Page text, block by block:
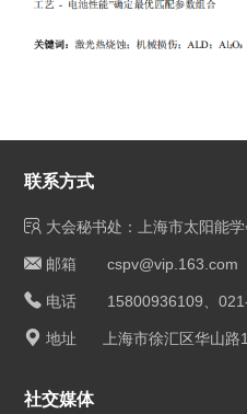
联系方式
大会秘书处：上海市太阳能学
邮箱 cspv@vip.163.com
电话 15800936109、021-
地址 上海市徐汇区华山路
社交媒体